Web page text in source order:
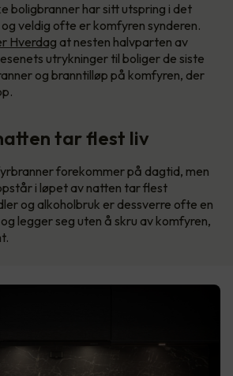
boligbranner har sitt utspring i det
veldig ofte er komfyren synderen.
Hverdag at nesten halvparten av
utrykninger til boliger de siste
og branntilløp på komfyren, der
tar flest liv
forekommer på dagtid, men
i løpet av natten tar flest
og alkoholbruk er dessverre ofte en
legger seg uten å skru av komfyren,